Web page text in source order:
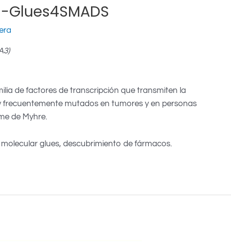
de factores de transcripción que transmiten la
frecuentemente mutados en tumores y en personas
de Myhre.
glues, descubrimiento de fármacos.